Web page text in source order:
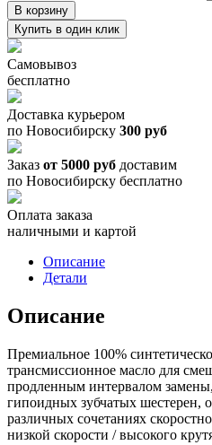
В корзину
Купить в один клик
Самовывоз
бесплатно
Доставка курьером
по Новосибирску 300 руб
Заказ от 5000 руб доставим
по Новосибирску бесплатно
Оплата заказа
наличными и картой
Описание
Детали
Описание
Премиальное 100%
трансмиссионное масло для
продленным интервалом
гипоидных зубчатых шестерен,
различных сочетаниях
низкой скорости / высокого